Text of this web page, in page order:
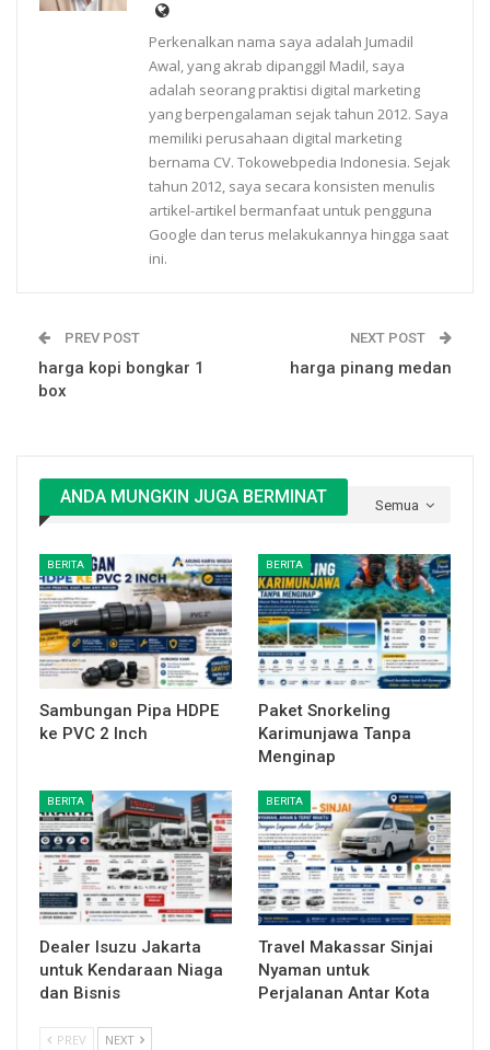
Perkenalkan nama saya adalah Jumadil
Awal, yang akrab dipanggil Madil, saya
adalah seorang praktisi digital marketing
yang berpengalaman sejak tahun 2012. Saya
memiliki perusahaan digital marketing
bernama CV. Tokowebpedia Indonesia. Sejak
tahun 2012, saya secara konsisten menulis
artikel-artikel bermanfaat untuk pengguna
Google dan terus melakukannya hingga saat
ini.
PREV POST
harga kopi bongkar 1
box
NEXT POST
harga pinang medan
Semua
ANDA MUNGKIN JUGA BERMINAT
BERITA
Sambungan Pipa HDPE
ke PVC 2 Inch
BERITA
Paket Snorkeling
Karimunjawa Tanpa
Menginap
BERITA
Dealer Isuzu Jakarta
untuk Kendaraan Niaga
dan Bisnis
BERITA
Travel Makassar Sinjai
Nyaman untuk
Perjalanan Antar Kota
PREV NEXT